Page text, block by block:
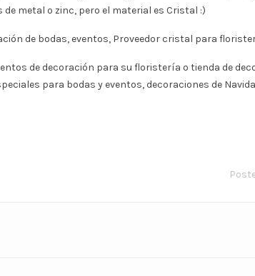
metal o zinc, pero el material es Cristal :)
de bodas, eventos, Proveedor cristal para
de decoración para su floristería o tienda de
para bodas y eventos, decoraciones de